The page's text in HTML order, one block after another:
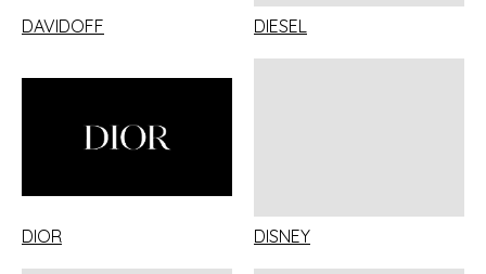
DAVIDOFF DIESEL
DIOR DISNEY